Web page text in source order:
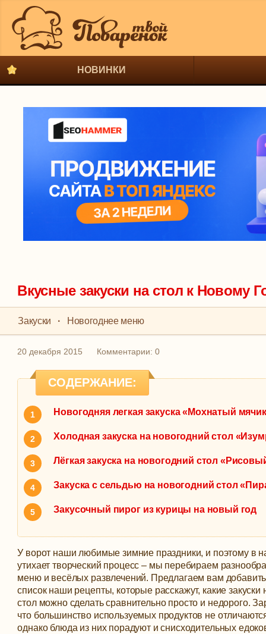
НОВИНКИ
Вкусные закуски на стол к Новому
Закуски · Новогоднее меню
20 декабря 2015 Комментарии: 0
СОДЕРЖАНИЕ:
Новогодняя легкая закуска «Мохнатый
Холодная закуска на новогодний стол
Лёгкая закуска на новогодний стол
Закуска с сельдью на новогодний стол
Закусочный пирог из курицы на новый год
У ворот наши любимые зимние праздники, и поэтому в
утихает творческий процесс – мы перебираем
меню и весёлых развлечений. Предлагаем вам
список наши рецепты, которые расскажут, какие закуски
стол можно сделать сравнительно просто и недорого.
что большинство используемых продуктов не
однако блюда из них порадуют и снисходительных